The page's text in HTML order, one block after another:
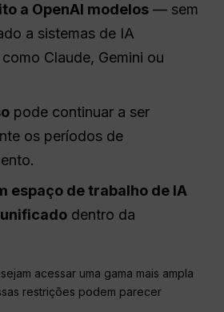
a OpenAI modelos — sem
a sistemas de IA
Claude, Gemini ou
pode continuar a ser
os períodos de
espaço de trabalho de IA
dentro da
acessar uma gama mais ampla
restrições podem parecer